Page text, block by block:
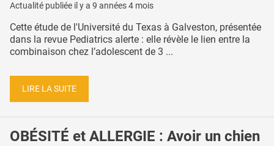
Actualité publiée il y a 9 années 4 mois
Cette étude de l'Université du Texas à Galveston, présentée
dans la revue Pediatrics alerte : elle révèle le lien entre la
combinaison chez l’adolescent de 3 ...
LIRE LA SUITE
OBÉSITÉ et ALLERGIE : Avoir un chien